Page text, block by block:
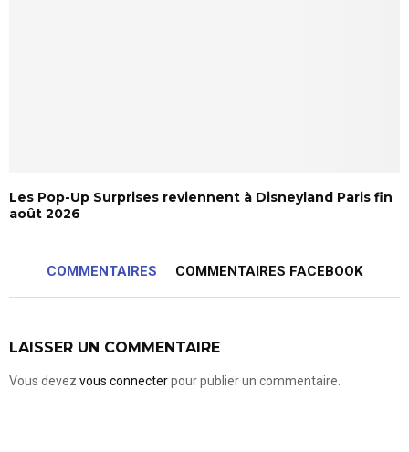
Les Pop-Up Surprises reviennent à Disneyland Paris fin
août 2026
COMMENTAIRES COMMENTAIRES FACEBOOK
LAISSER UN COMMENTAIRE
Vous devez vous connecterpour publier un commentaire.